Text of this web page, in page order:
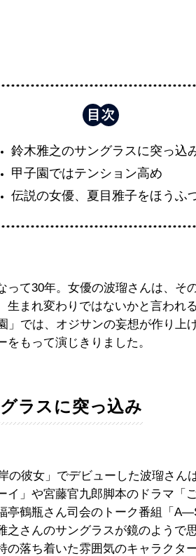
鈴木雅之のサングラスに突っ込
甲子園ではテンション高め
伝説の女優、夏目雅子をほうふ
て30年。女優の波瑠さんは、そ
生まれ変わりではないかと言われ
では、オジサンの妄想が作り上
もって演じきりました。
ラスに突っ込み
の彼女」でデビューした波瑠さん
イ」や宮藤官九郎脚本のドラマ「
亭鶴瓶さん司会のトーク番組「
之さんのサングラスが鏡のようで
の落ち着いた雰囲気のキャラクタ